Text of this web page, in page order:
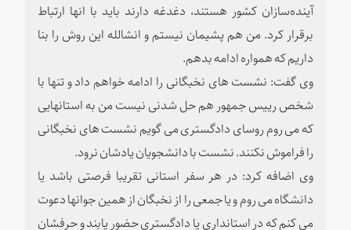
آینده‌سازان کشور هستند، دغدغه دارند باید با انها ارتباط
برقرار کرد. من هم پشیمان نیستم و انشالله این روش را بنا
داریم که همواره ادامه بدهم.
وی گفت: نشست های نخبگانی را ادامه خواهم داد و تنها با
شخص رییس جمهور هم حل شدنی نیست من به استانهایی
که می روم روسای دادگستری می گویم نشست های نخبگانی
را فراموش نکنند. نشست با دانشجویان یادشان نرود.
وی اضافه کرد: در هر سفر استانی تقریبا فرصتی باشد یا
دانشگاه می روم و یا جمعی را از نخبگان از همین جوانها دعوت
می کنم که در استانداری یا دادگستری حضور یابند و حرفشان